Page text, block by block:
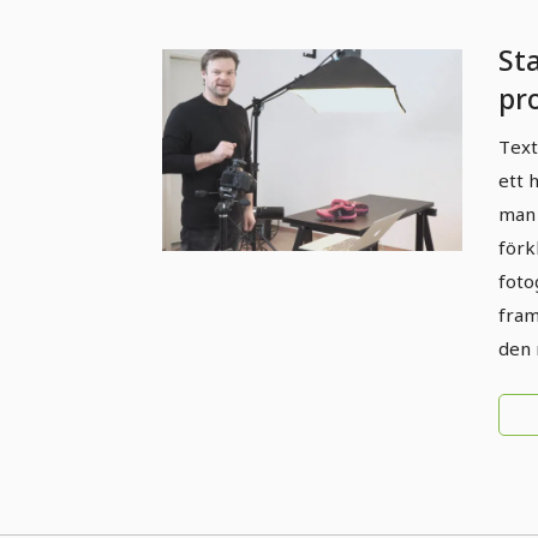
ett
den